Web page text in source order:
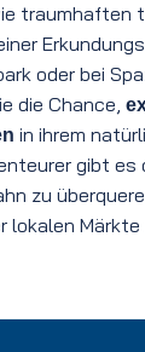
traumhaften
oder bei
die Chance,
in ihrem
gibt es
zu
lokalen Märkte